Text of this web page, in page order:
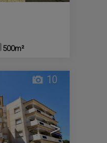
500m²
>
10